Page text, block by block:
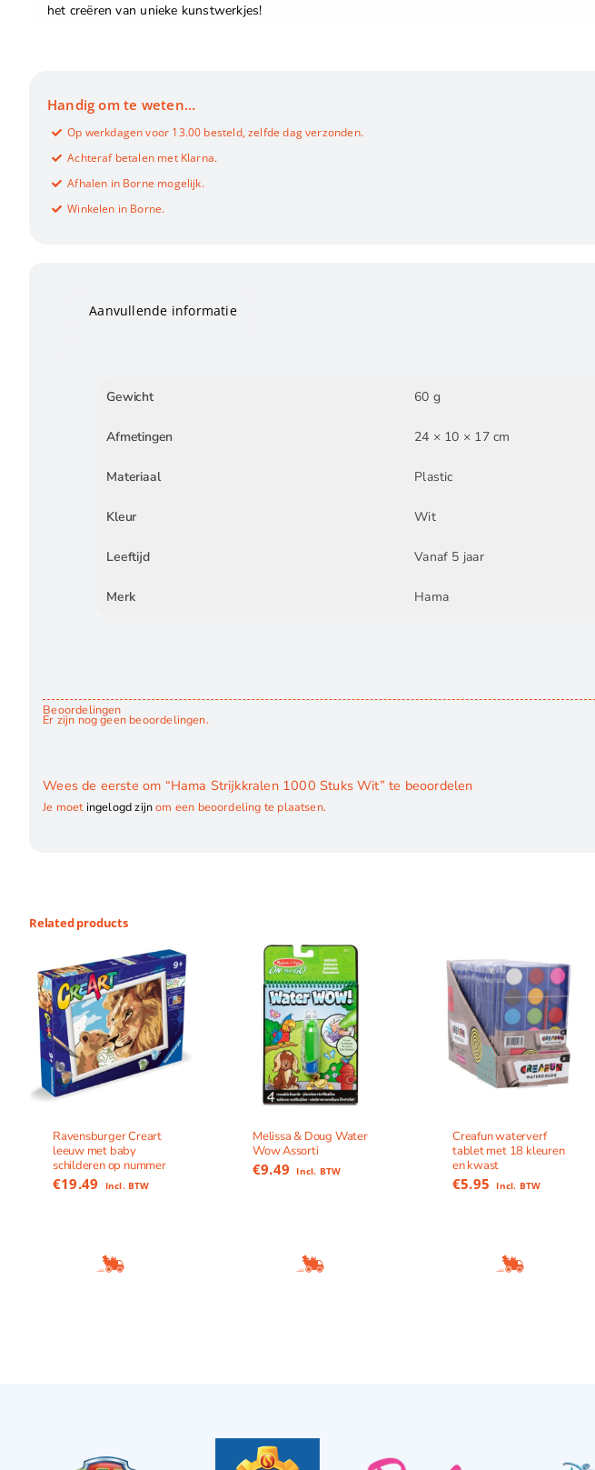
het creëren van unieke kunstwerkjes!
Handig om te weten…
Op werkdagen voor 13.00 besteld, zelfde dag verzonden.
Achteraf betalen met Klarna.
Afhalen in Borne mogelijk.
Winkelen in Borne.
Aanvullende informatie
Gewicht 60 g
Afmetingen 24 × 10 × 17 cm
Materiaal Plastic
Kleur Wit
Leeftijd Vanaf 5 jaar
Merk Hama
Beoordelingen
Er zijn nog geen beoordelingen.
Wees de eerste om “Hama Strijkkralen 1000 Stuks Wit” te beoordelen
Je moetingelogd zijnom een beoordeling te plaatsen.
Related products
Ravensburger Creart
leeuw met baby
schilderen op nummer
€19.49 Incl. BTW
Melissa & Doug Water
Wow Assorti
€9.49 Incl. BTW
Creafun waterverf
tablet met 18 kleuren
en kwast
€5.95 Incl. BTW